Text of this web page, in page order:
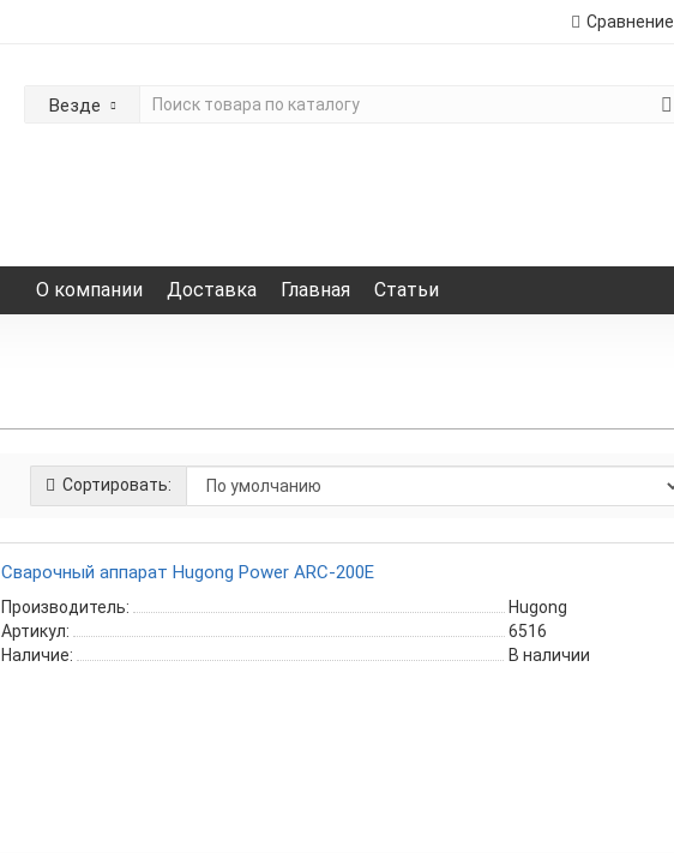
Сравнение
Везде
О компании Доставка Главная Статьи
Сортировать:
Сварочный аппарат Hugong Power ARC-200E
Производитель:
Hugong
Артикул:
6516
Наличие:
В наличии